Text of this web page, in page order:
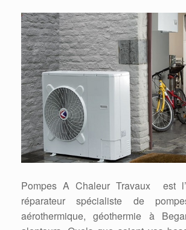
Pompes A Chaleur Travaux est
réparateur spécialiste de
aérothermique, géothermie à